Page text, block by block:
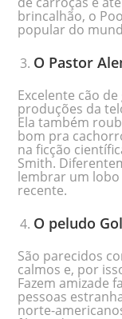
brincalhão, o
popular do
O Pastor
Excelente cão
produções da
Ela também
bom pra
na ficção
Smith.
lembrar um lobo
recente.
O peludo
São parecidos
calmos e, por
Fazem amizade
pessoas
norte-